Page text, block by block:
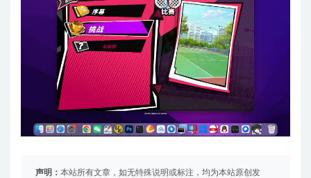
声明： 本站所有文章，如无特殊说明或标注，均为本站原创发